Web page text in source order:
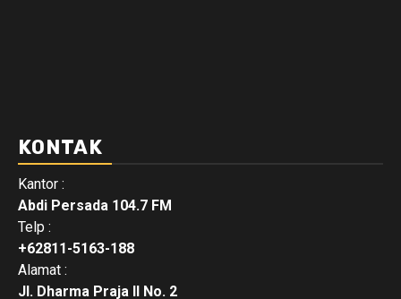
KONTAK
Kantor :
Abdi Persada 104.7 FM
Telp :
+62811-5163-188
Alamat :
Jl. Dharma Praja II No. 2